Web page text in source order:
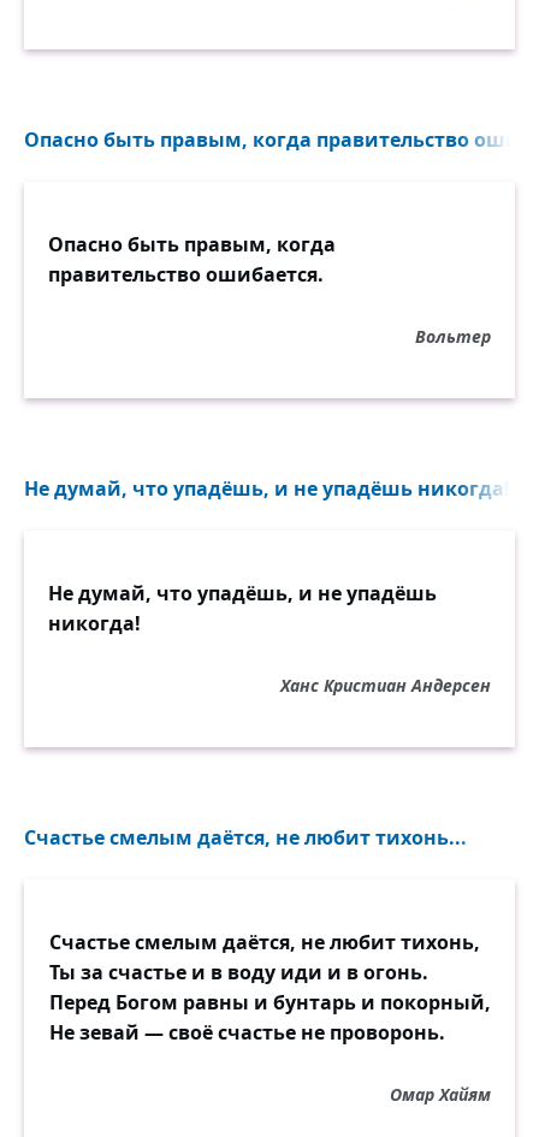
Опасно быть правым, когда правительство
Опасно быть правым, когда
правительство ошибается.
Вольтер
Не думай, что упадёшь, и не упадёшь никогда!..
Не думай, что упадёшь, и не упадёшь
никогда!
Ханс Кристиан Андерсен
Счастье смелым даётся, не любит тихонь...
Счастье смелым даётся, не любит тихонь,
Ты за счастье и в воду иди и в огонь.
Перед Богом равны и бунтарь и покорный,
Не зевай — своё счастье не проворонь.
Омар Хайям